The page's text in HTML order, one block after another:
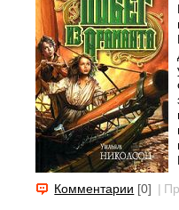
Комментарии [0] |